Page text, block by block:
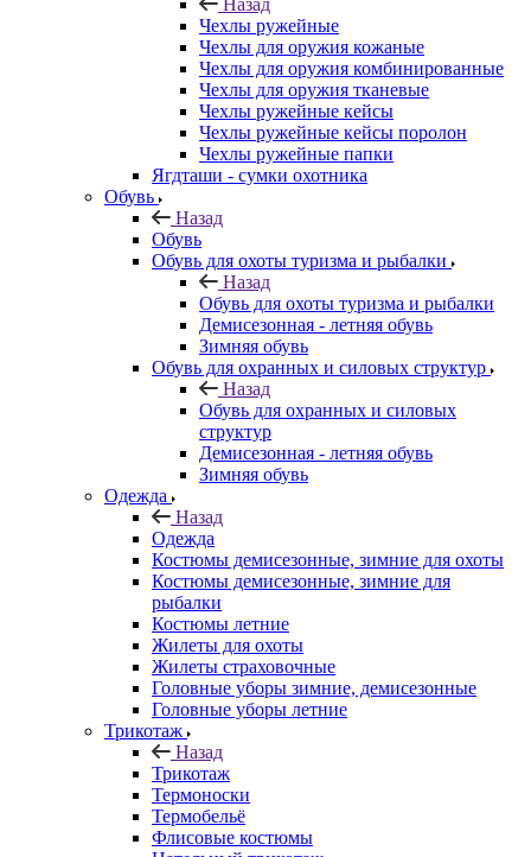
Назад
Чехлы ружейные
Чехлы для оружия кожаные
Чехлы для оружия комбинированные
Чехлы для оружия тканевые
Чехлы ружейные кейсы
Чехлы ружейные кейсы поролон
Чехлы ружейные папки
Ягдташи - сумки охотника
Обувь
Назад
Обувь
Обувь для охоты туризма и рыбалки
Назад
Обувь для охоты туризма и рыбалки
Демисезонная - летняя обувь
Зимняя обувь
Обувь для охранных и силовых структур
Назад
Обувь для охранных и силовых
структур
Демисезонная - летняя обувь
Зимняя обувь
Одежда
Назад
Одежда
Костюмы демисезонные, зимние для охоты
Костюмы демисезонные, зимние для
рыбалки
Костюмы летние
Жилеты для охоты
Жилеты страховочные
Головные уборы зимние, демисезонные
Головные уборы летние
Трикотаж
Назад
Трикотаж
Термоноски
Термобельё
Флисовые костюмы